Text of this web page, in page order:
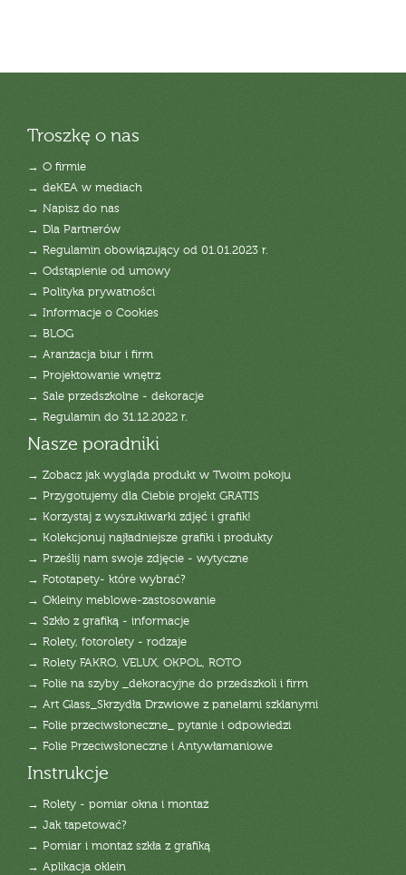
Troszkę o nas
→ O firmie
→ deKEA w mediach
→ Napisz do nas
→ Dla Partnerów
→ Regulamin obowiązujący od 01.01.2023 r.
→ Odstąpienie od umowy
→ Polityka prywatności
→ Informacje o Cookies
→ BLOG
→ Aranżacja biur i firm
→ Projektowanie wnętrz
→ Sale przedszkolne - dekoracje
→ Regulamin do 31.12.2022 r.
Nasze poradniki
→ Zobacz jak wygląda produkt w Twoim pokoju
→ Przygotujemy dla Ciebie projekt GRATIS
→ Korzystaj z wyszukiwarki zdjęć i grafik!
→ Kolekcjonuj najładniejsze grafiki i produkty
→ Prześlij nam swoje zdjęcie - wytyczne
→ Fototapety- które wybrać?
→ Okleiny meblowe-zastosowanie
→ Szkło z grafiką - informacje
→ Rolety, fotorolety - rodzaje
→ Rolety FAKRO, VELUX, OKPOL, ROTO
→ Folie na szyby _dekoracyjne do przedszkoli i firm
→ Art Glass_Skrzydła Drzwiowe z panelami szklanymi
→ Folie przeciwsłoneczne_ pytanie i odpowiedzi
→ Folie Przeciwsłoneczne i Antywłamaniowe
Instrukcje
→ Rolety - pomiar okna i montaż
→ Jak tapetować?
→ Pomiar i montaż szkła z grafiką
→ Aplikacja oklein